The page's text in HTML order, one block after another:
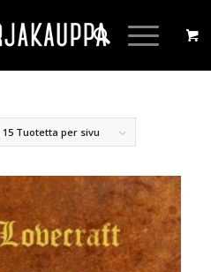
15 Tuotetta per sivu